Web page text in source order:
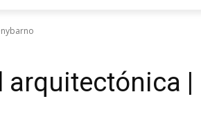
arquitectónica |